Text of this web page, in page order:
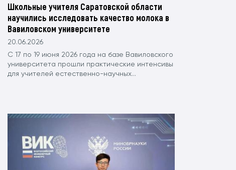
Школьные учителя Саратовской области
научились исследовать качество молока в
Вавиловском университете
20.06.2026
С 17 по 19 июня 2026 года на базе Вавиловского
университета прошли практические интенсивы
для учителей естественно-научных...